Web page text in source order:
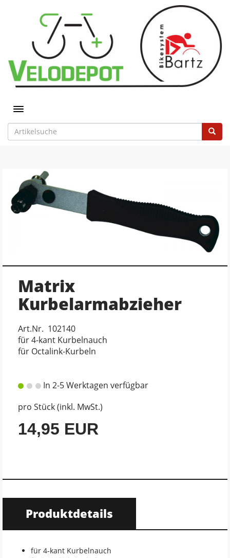
Toggle navigation
Matrix
Kurbelarmabzieher
Art.Nr. 102140
für 4-kant Kurbelnauch
für Octalink-Kurbeln
In 2-5 Werktagen verfügbar
pro Stück (inkl. MwSt.)
14,95 EUR
Produktdetails
für 4-kant Kurbelnauch